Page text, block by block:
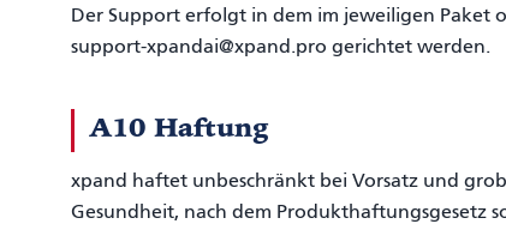
Der Support erfolgt in dem im jeweiligen Paket
support-xpandai@xpand.pro gerichtet werden.
A10 Haftung
xpand haftet unbeschränkt bei Vorsatz und
Gesundheit, nach dem Produkthaftungsgesetz